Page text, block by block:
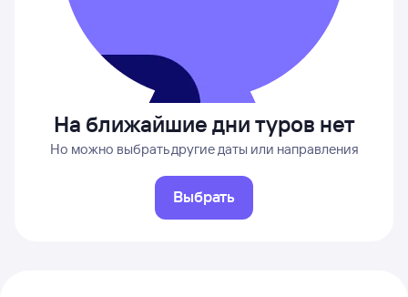
На ближайшие дни туров нет
Но можно выбрать другие даты или направления
Выбрать